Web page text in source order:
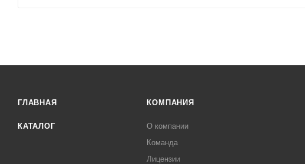
ГЛАВНАЯ
КАТАЛОГ
КОМПАНИЯ
О компании
Команда
Лицензии